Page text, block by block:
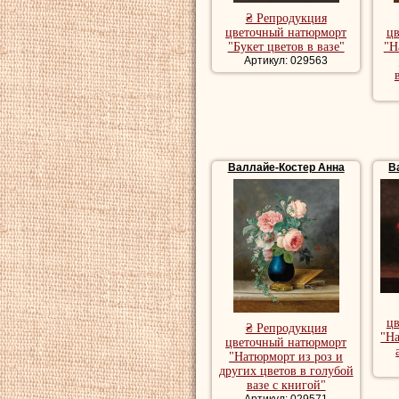
источающих
цветок, будто
звенит и поет.
характерным
Репродукции
натюрморт,
₴ Репродукция
цветочный натюрморт
"Букет цветов в вазе"
Артикул: 029563
Валлайе-Костер Анна
₴ Репродукция
цветочный натюрморт
"Натюрморт из роз и
других цветов в голубой
вазе с книгой"